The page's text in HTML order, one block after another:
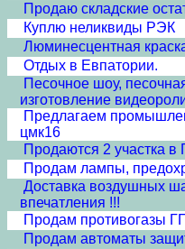
Продаю складские
Куплю неликвиды РЭК
Люминесцентная
Отдых в Евпатории.
Песочное шоу,
изготовление
Предлагаем
цмк16
Продаются 2 участка в
Продам лампы,
Доставка воздушных
впечатления !!!
Продам противогазы
Продам автоматы